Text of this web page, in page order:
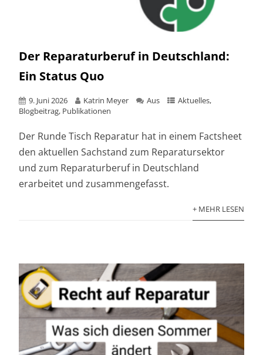
Der Reparaturberuf in Deutschland:
Ein Status Quo
9. Juni 2026 Katrin Meyer Aus Aktuelles,
Blogbeitrag, Publikationen
Der Runde Tisch Reparatur hat in einem Factsheet
den aktuellen Sachstand zum Reparatursektor
und zum Reparaturberuf in Deutschland
erarbeitet und zusammengefasst.
+ MEHR LESEN